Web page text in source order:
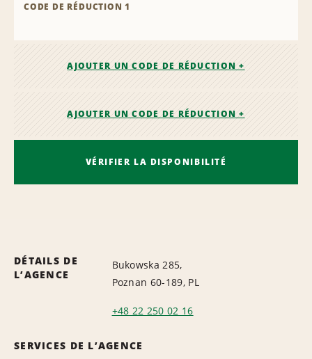
CODE DE RÉDUCTION 1
AJOUTER UN CODE DE RÉDUCTION +
AJOUTER UN CODE DE RÉDUCTION +
VÉRIFIER LA DISPONIBILITÉ
DÉTAILS DE
L’AGENCE
Bukowska 285,
Poznan 60-189, PL
+48 22 250 02 16
SERVICES DE L’AGENCE